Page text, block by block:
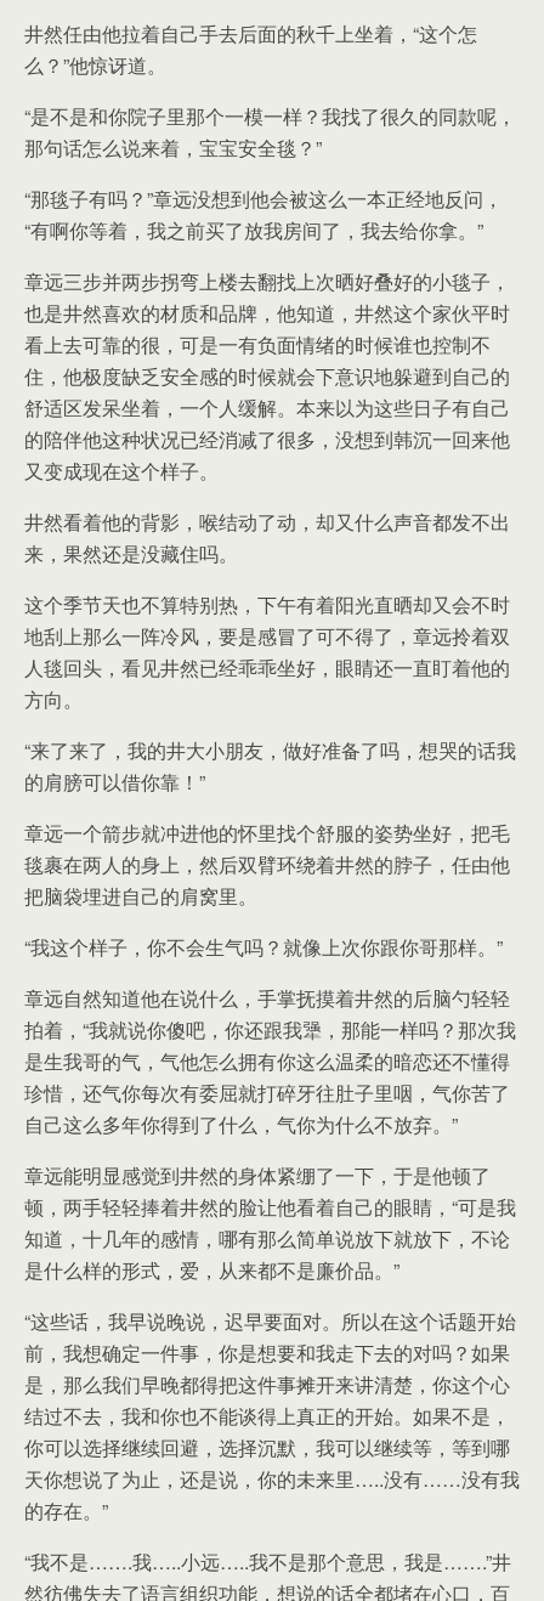
井然任由他拉着自己手去后面的秋千上坐着，“这个怎
么？”他惊讶道。
“是不是和你院子里那个一模一样？我找了很久的同款呢，
那句话怎么说来着，宝宝安全毯？”
“那毯子有吗？”章远没想到他会被这么一本正经地反问，
“有啊你等着，我之前买了放我房间了，我去给你拿。”
章远三步并两步拐弯上楼去翻找上次晒好叠好的小毯子，
也是井然喜欢的材质和品牌，他知道，井然这个家伙平时
看上去可靠的很，可是一有负面情绪的时候谁也控制不
住，他极度缺乏安全感的时候就会下意识地躲避到自己的
舒适区发呆坐着，一个人缓解。本来以为这些日子有自己
的陪伴他这种状况已经消减了很多，没想到韩沉一回来他
又变成现在这个样子。
井然看着他的背影，喉结动了动，却又什么声音都发不出
来，果然还是没藏住吗。
这个季节天也不算特别热，下午有着阳光直晒却又会不时
地刮上那么一阵冷风，要是感冒了可不得了，章远拎着双
人毯回头，看见井然已经乖乖坐好，眼睛还一直盯着他的
方向。
“来了来了，我的井大小朋友，做好准备了吗，想哭的话我
的肩膀可以借你靠！”
章远一个箭步就冲进他的怀里找个舒服的姿势坐好，把毛
毯裹在两人的身上，然后双臂环绕着井然的脖子，任由他
把脑袋埋进自己的肩窝里。
“我这个样子，你不会生气吗？就像上次你跟你哥那样。”
章远自然知道他在说什么，手掌抚摸着井然的后脑勺轻轻
拍着，“我就说你傻吧，你还跟我犟，那能一样吗？那次我
是生我哥的气，气他怎么拥有你这么温柔的暗恋还不懂得
珍惜，还气你每次有委屈就打碎牙往肚子里咽，气你苦了
自己这么多年你得到了什么，气你为什么不放弃。”
章远能明显感觉到井然的身体紧绷了一下，于是他顿了
顿，两手轻轻捧着井然的脸让他看着自己的眼睛，“可是我
知道，十几年的感情，哪有那么简单说放下就放下，不论
是什么样的形式，爱，从来都不是廉价品。”
“这些话，我早说晚说，迟早要面对。所以在这个话题开始
前，我想确定一件事，你是想要和我走下去的对吗？如果
是，那么我们早晚都得把这件事摊开来讲清楚，你这个心
结过不去，我和你也不能谈得上真正的开始。如果不是，
你可以选择继续回避，选择沉默，我可以继续等，等到哪
天你想说了为止，还是说，你的未来里…..没有……没有我
的存在。”
“我不是…….我…..小远…..我不是那个意思，我是…….”井
然彷佛失去了语言组织功能，想说的话全都堵在心口，百